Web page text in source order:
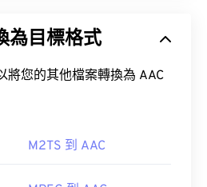
案？
檔案預設使用Adobe Flash
流媒體。它是 iOS、
為目標格式
您的其他檔案轉換為 AAC
M2TS 到 AAC